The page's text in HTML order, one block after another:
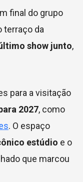
final do grupo
terraço da
show junto,
para a visitação
2027, como
. O espaço
estúdio e o
que marcou